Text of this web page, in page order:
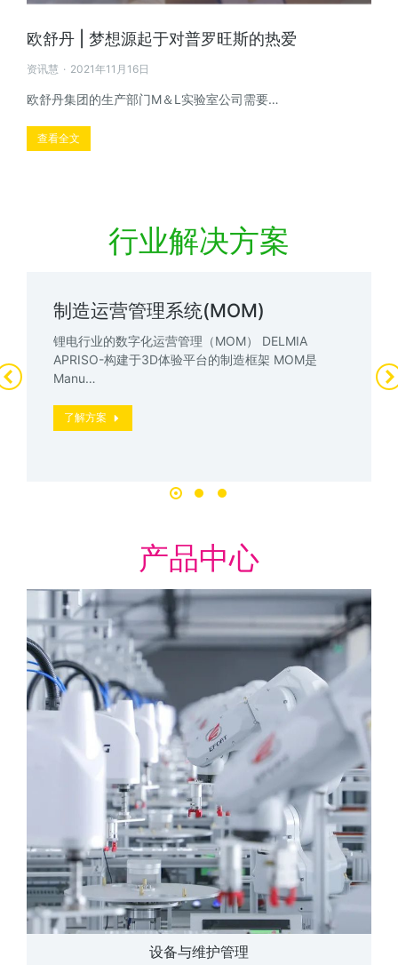
欧舒丹 | 梦想源起于对普罗旺斯的热爱
资讯慧 2021年11月16日
欧舒丹集团的生产部门M＆L实验室公司需要…
查看全文
行业解决方案
制造运营管理系统(MOM)
锂电行业的数字化运营管理（MOM） DELMIA
APRISO-构建于3D体验平台的制造框架 MOM是
Manu…
了解方案
产品中心
设备与维护管理